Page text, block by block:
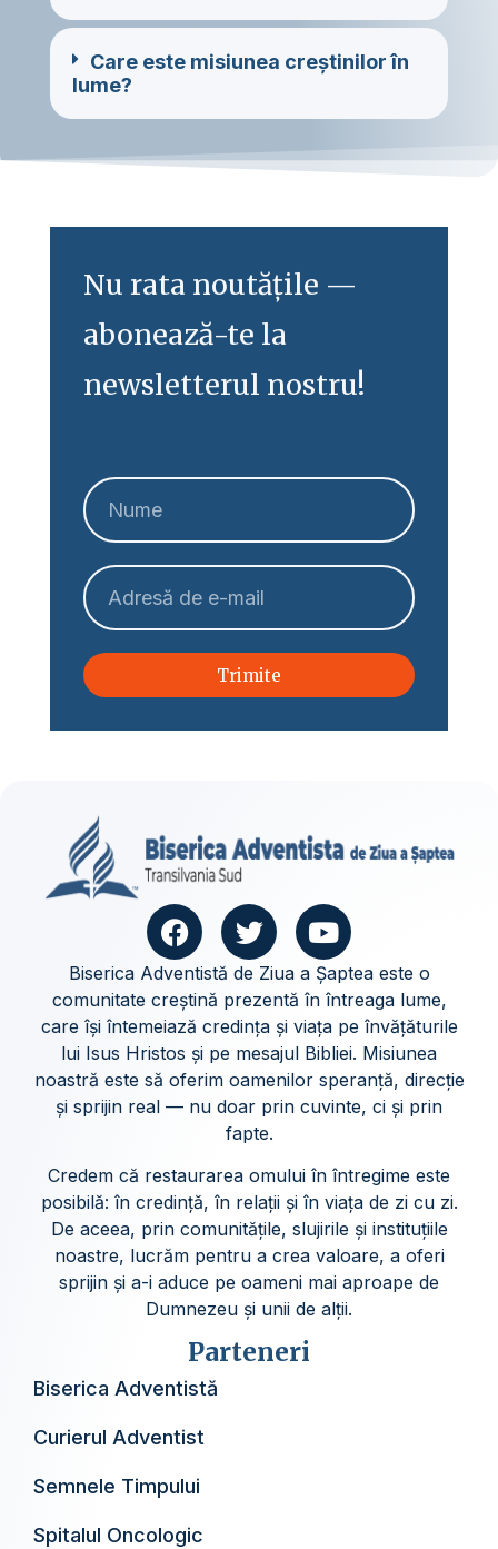
Care este misiunea creștinilor în
lume?
Nu rata noutățile —
abonează-te la
newsletterul nostru!
Trimite
Biserica Adventistă de Ziua a Șaptea este o
comunitate creștină prezentă în întreaga lume,
care își întemeiază credința și viața pe învățăturile
lui Isus Hristos și pe mesajul Bibliei. Misiunea
noastră este să oferim oamenilor speranță, direcție
și sprijin real — nu doar prin cuvinte, ci și prin
fapte.
Credem că restaurarea omului în întregime este
posibilă: în credință, în relații și în viața de zi cu zi.
De aceea, prin comunitățile, slujirile și instituțiile
noastre, lucrăm pentru a crea valoare, a oferi
sprijin și a-i aduce pe oameni mai aproape de
Dumnezeu și unii de alții.
Parteneri
Biserica Adventistă
Curierul Adventist
Semnele Timpului
Spitalul Oncologic